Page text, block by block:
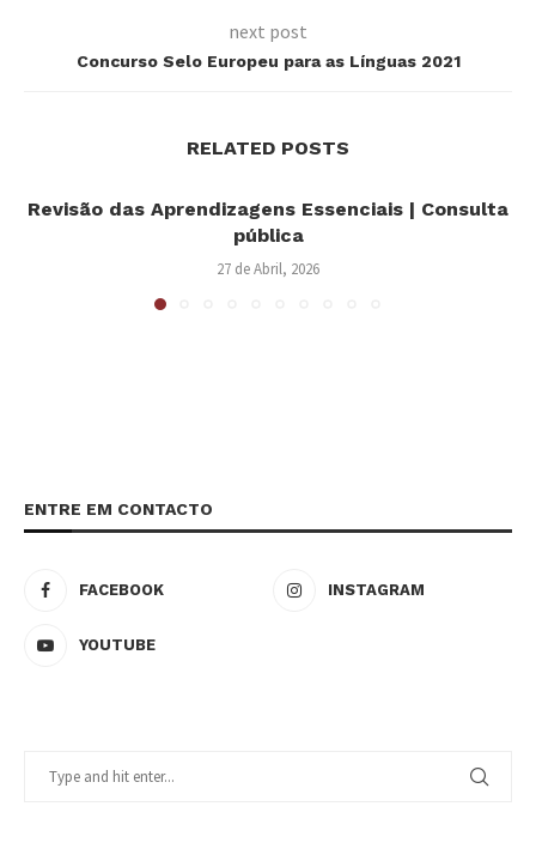
next post
Concurso Selo Europeu para as Línguas 2021
RELATED POSTS
Revisão das Aprendizagens Essenciais | Consulta
pública
27 de Abril, 2026
ENTRE EM CONTACTO
FACEBOOK INSTAGRAM
YOUTUBE